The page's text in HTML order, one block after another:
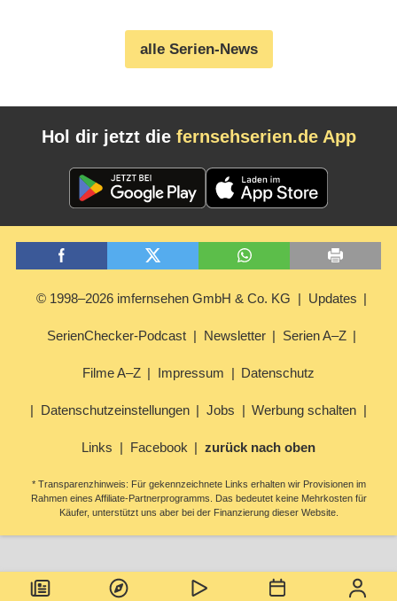
alle Serien-News
Hol dir jetzt die fernsehserien.de App
© 1998–2026 imfernsehen GmbH & Co. KG Updates
SerienChecker-Podcast Newsletter Serien A–Z
Filme A–Z Impressum Datenschutz
Datenschutzeinstellungen Jobs Werbung schalten
Links Facebook zurück nach oben
* Transparenzhinweis: Für gekennzeichnete Links erhalten wir Provisionen im
Rahmen eines Affiliate-Partnerprogramms. Das bedeutet keine Mehrkosten für
Käufer, unterstützt uns aber bei der Finanzierung dieser Website.